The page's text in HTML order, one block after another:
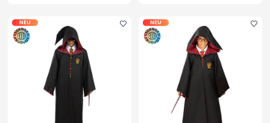
NEU Favorit hinzufügen
NEU